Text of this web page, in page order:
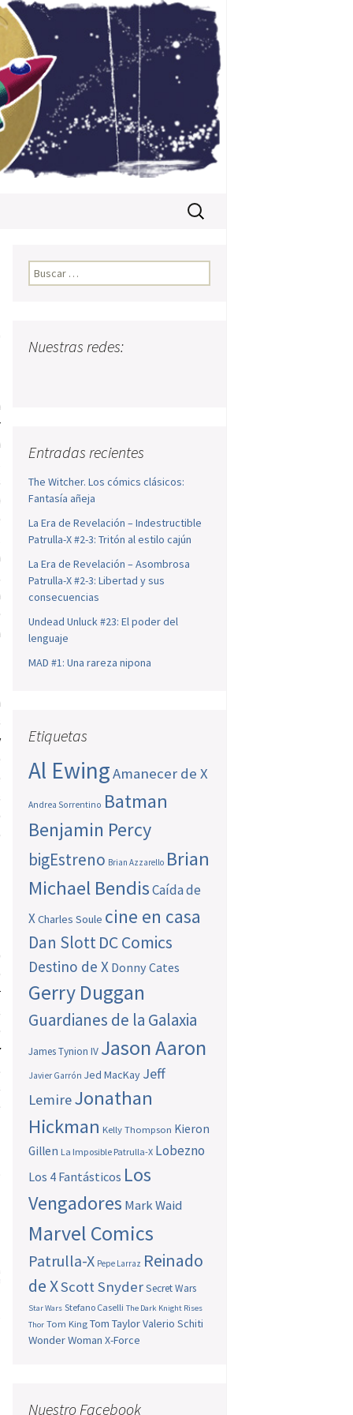
Buscar:
Buscar:
Nuestras redes:
Entradas recientes
The Witcher. Los cómics clásicos:
Fantasía añeja
La Era de Revelación – Indestructible
Patrulla-X #2-3: Tritón al estilo cajún
La Era de Revelación – Asombrosa
Patrulla-X #2-3: Libertad y sus
consecuencias
Undead Unluck #23: El poder del
lenguaje
MAD #1: Una rareza nipona
Etiquetas
Al EwingAmanecer de X
Andrea Sorrentino Batman
Benjamin Percy
bigEstreno Brian Azzarello Brian
Michael BendisCaída de
XCharles Soule cine en casa
Dan SlottDC Comics
Destino de X Donny Cates
Gerry Duggan
Guardianes de la Galaxia
James Tynion IV Jason Aaron
Javier Garrón Jed MacKay Jeff
LemireJonathan
Hickman Kelly Thompson Kieron
Gillen La Imposible Patrulla-X Lobezno
Los 4 Fantásticos Los
Vengadores Mark Waid
Marvel Comics
Patrulla-X Pepe Larraz Reinado
de XScott SnyderSecret Wars
Star Wars Stefano Caselli The Dark Knight Rises
Thor Tom King Tom TaylorValerio Schiti
Wonder Woman X-Force
Nuestro Facebook